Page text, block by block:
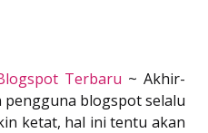
Terbaru ~ Akhir-
blogspot selalu
ketat, hal ini tentu akan